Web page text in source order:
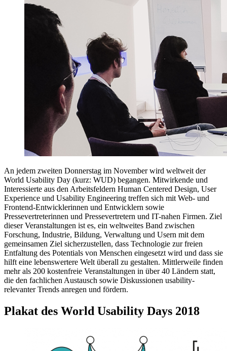
An jedem zweiten Donnerstag im November wird weltweit der
World Usability Day (kurz: WUD) begangen. Mitwirkende und
Interessierte aus den Arbeitsfeldern Human Centered Design, User
Experience und Usability Engineering treffen sich mit Web- und
Frontend-Entwicklerinnen und Entwicklern sowie
Pressevertreterinnen und Pressevertretern und IT-nahen Firmen. Ziel
dieser Veranstaltungen ist es, ein weltweites Band zwischen
Forschung, Industrie, Bildung, Verwaltung und Usern mit dem
gemeinsamen Ziel sicherzustellen, dass Technologie zur freien
Entfaltung des Potentials von Menschen eingesetzt wird und dass sie
hilft eine lebenswertere Welt überall zu gestalten. Mittlerweile finden
mehr als 200 kostenfreie Veranstaltungen in über 40 Ländern statt,
die den fachlichen Austausch sowie Diskussionen usability-
relevanter Trends anregen und fördern.
Plakat des World Usability Days 2018